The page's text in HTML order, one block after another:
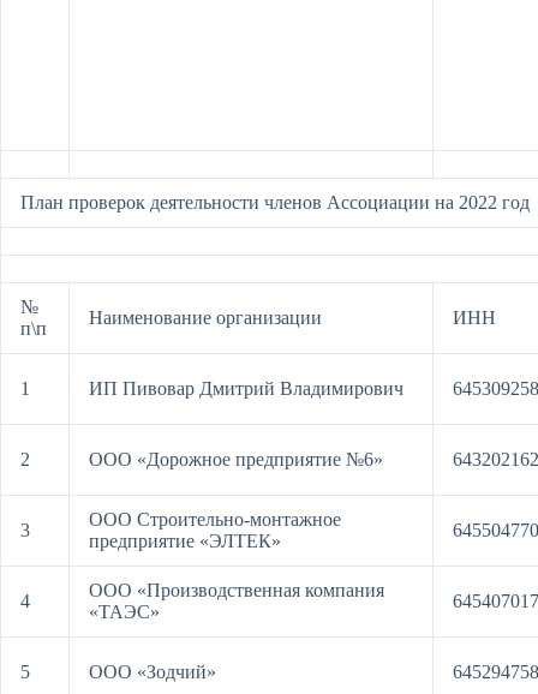
План проверок деятельности членов Ассоциации на 2022 год
№
п\п
Наименование организации ИНН
1 ИП Пивовар Дмитрий Владимирович
2 ООО «Дорожное предприятие №6»
3
ООО Строительно-монтажное
предприятие «ЭЛТЕК»
4
ООО «Производственная компания
«ТАЭС»
5 ООО «Зодчий»